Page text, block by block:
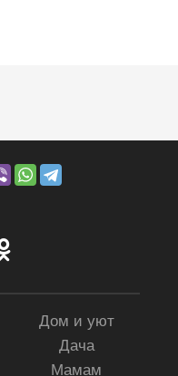
Дом и уют
Дача
Мамам